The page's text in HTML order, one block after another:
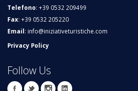
Telefono: +39 0532 209499
Fax: +39 0532 205220
Email: info@iniziativeturistiche.com
Privacy Policy
Follow Us